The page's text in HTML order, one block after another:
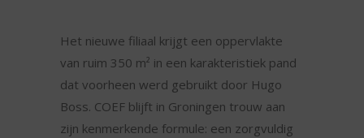
Het nieuwe filiaal krijgt een oppervlakte
van ruim 350 m² in een karakteristiek pand
dat voorheen werd gebruikt door Hugo
Boss. COEF blijft in Groningen trouw aan
zijn kenmerkende formule: een zorgvuldig